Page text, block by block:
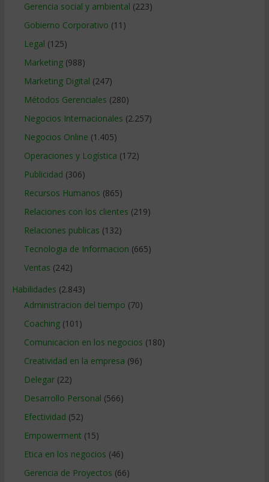
Gerencia social y ambiental (223)
Gobierno Corporativo (11)
Legal (125)
Marketing(988)
Marketing Digital (247)
Métodos Gerenciales (280)
Negocios Internacionales (2.257)
Negocios Online (1.405)
Operaciones y Logística (172)
Publicidad (306)
Recursos Humanos (865)
Relaciones con los clientes (219)
Relaciones publicas (132)
Tecnologia de Informacion (665)
Ventas (242)
Habilidades (2.843)
Administracion del tiempo (70)
Coaching(101)
Comunicacion en los negocios (180)
Creatividad en la empresa (96)
Delegar(22)
Desarrollo Personal (566)
Efectividad (52)
Empowerment (15)
Etica en los negocios (46)
Gerencia de Proyectos (66)